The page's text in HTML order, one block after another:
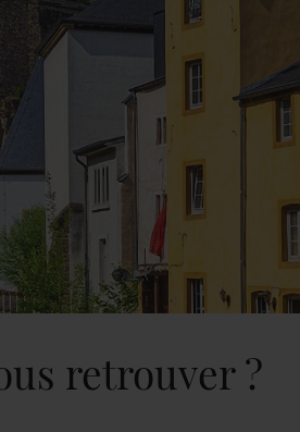
retrouver ?